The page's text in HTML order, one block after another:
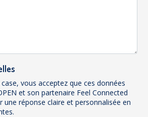
vous acceptez que ces données
et son partenaire Feel Connected
une réponse claire et personnalisée en